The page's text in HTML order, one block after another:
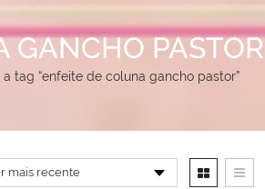
GANCHO PASTOR
tag “enfeite de coluna gancho pastor”